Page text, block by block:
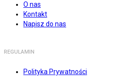
O nas
Kontakt
Napisz do nas
REGULAMIN
Polityka Prywatności